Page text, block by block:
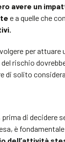
avere un
e a quelle che
per attuare
rischio
di solito
prima di decidere
è